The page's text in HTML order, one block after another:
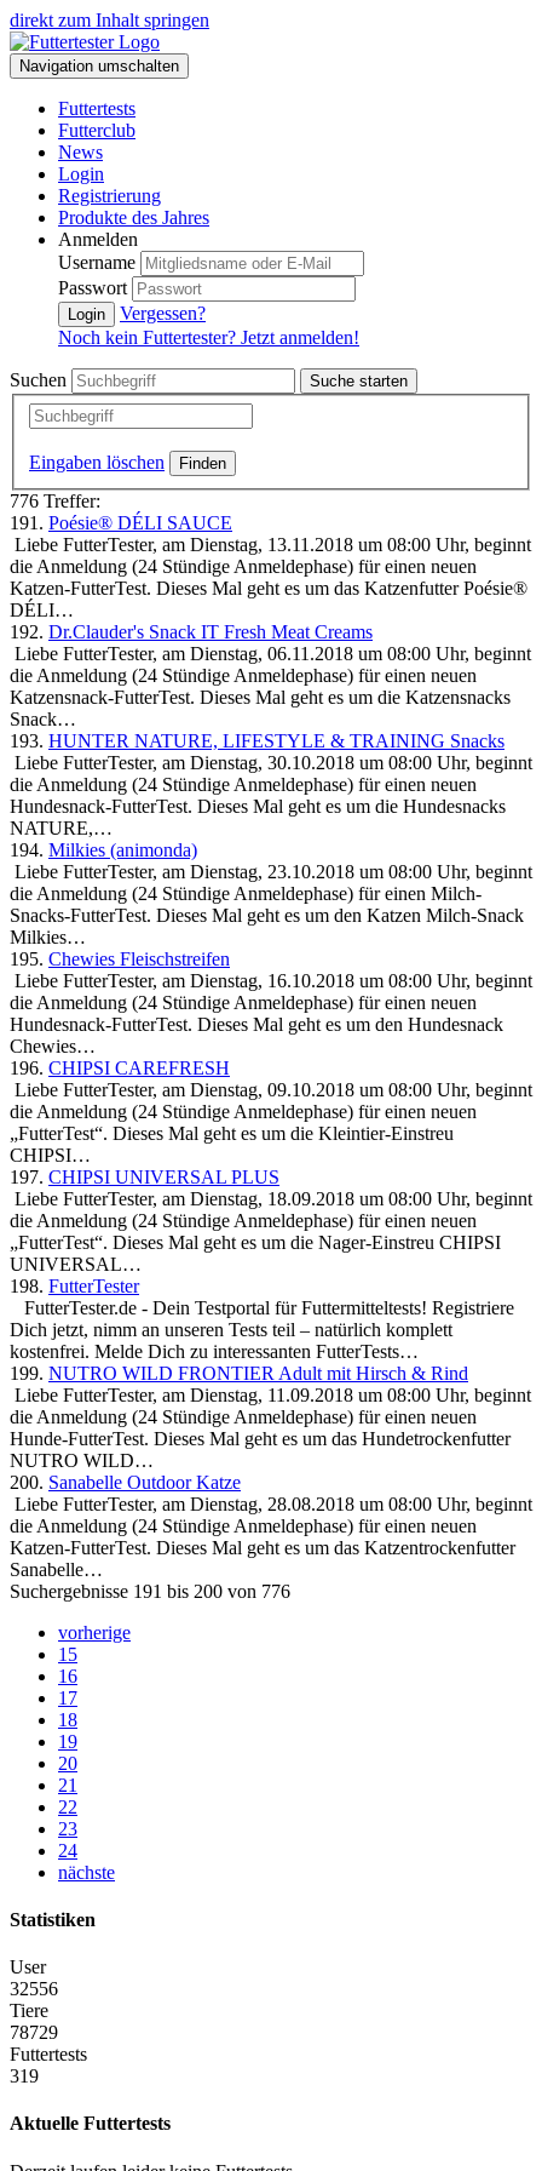
direkt zum Inhalt springen
Navigation umschalten
Futtertests
Futterclub
News
Login
Registrierung
Produkte des Jahres
Anmelden
Username
Passwort
Login
Vergessen?
Noch kein Futtertester? Jetzt anmelden!
Suchen Suche starten
Eingaben löschen
776 Treffer:
191. Poésie® DÉLI SAUCE
Liebe FutterTester, am Dienstag, 13.11.2018 um 08:00 Uhr, beginnt
die Anmeldung (24 Stündige Anmeldephase) für einen neuen
Katzen-FutterTest. Dieses Mal geht es um das Katzenfutter Poésie®
DÉLI…
192. Dr.Clauder's Snack IT Fresh Meat Creams
Liebe FutterTester, am Dienstag, 06.11.2018 um 08:00 Uhr, beginnt
die Anmeldung (24 Stündige Anmeldephase) für einen neuen
Katzensnack-FutterTest. Dieses Mal geht es um die Katzensnacks
Snack…
193. HUNTER NATURE, LIFESTYLE & TRAINING Snacks
Liebe FutterTester, am Dienstag, 30.10.2018 um 08:00 Uhr, beginnt
die Anmeldung (24 Stündige Anmeldephase) für einen neuen
Hundesnack-FutterTest. Dieses Mal geht es um die Hundesnacks
NATURE,…
194. Milkies (animonda)
Liebe FutterTester, am Dienstag, 23.10.2018 um 08:00 Uhr, beginnt
die Anmeldung (24 Stündige Anmeldephase) für einen Milch-
Snacks-FutterTest. Dieses Mal geht es um den Katzen Milch-Snack
Milkies…
195. Chewies Fleischstreifen
Liebe FutterTester, am Dienstag, 16.10.2018 um 08:00 Uhr, beginnt
die Anmeldung (24 Stündige Anmeldephase) für einen neuen
Hundesnack-FutterTest. Dieses Mal geht es um den Hundesnack
Chewies…
196. CHIPSI CAREFRESH
Liebe FutterTester, am Dienstag, 09.10.2018 um 08:00 Uhr, beginnt
die Anmeldung (24 Stündige Anmeldephase) für einen neuen
„FutterTest“. Dieses Mal geht es um die Kleintier-Einstreu
CHIPSI…
197. CHIPSI UNIVERSAL PLUS
Liebe FutterTester, am Dienstag, 18.09.2018 um 08:00 Uhr, beginnt
die Anmeldung (24 Stündige Anmeldephase) für einen neuen
„FutterTest“. Dieses Mal geht es um die Nager-Einstreu CHIPSI
UNIVERSAL…
198. FutterTester
FutterTester.de - Dein Testportal für Futtermitteltests! Registriere
Dich jetzt, nimm an unseren Tests teil – natürlich komplett
kostenfrei. Melde Dich zu interessanten FutterTests…
199. NUTRO WILD FRONTIER Adult mit Hirsch & Rind
Liebe FutterTester, am Dienstag, 11.09.2018 um 08:00 Uhr, beginnt
die Anmeldung (24 Stündige Anmeldephase) für einen neuen
Hunde-FutterTest. Dieses Mal geht es um das Hundetrockenfutter
NUTRO WILD…
200. Sanabelle Outdoor Katze
Liebe FutterTester, am Dienstag, 28.08.2018 um 08:00 Uhr, beginnt
die Anmeldung (24 Stündige Anmeldephase) für einen neuen
Katzen-FutterTest. Dieses Mal geht es um das Katzentrockenfutter
Sanabelle…
Suchergebnisse 191 bis 200 von 776
vorherige
15
16
17
18
19
20
21
22
23
24
nächste
Statistiken
User
32556
Tiere
78729
Futtertests
319
Aktuelle Futtertests